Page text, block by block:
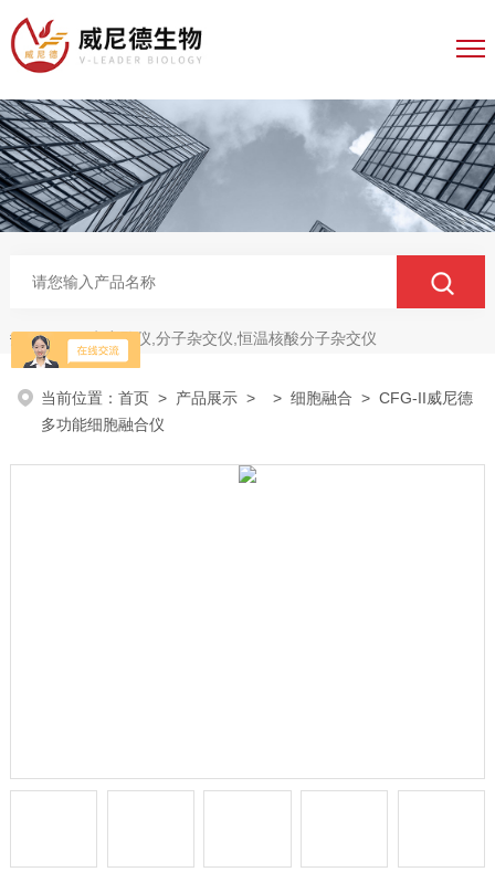
热门关键词：电穿孔仪,分子杂交仪,恒温核酸分子杂交仪
当前位置：首页 > 产品展示 > >细胞融合 > CFG-II威尼德
多功能细胞融合仪